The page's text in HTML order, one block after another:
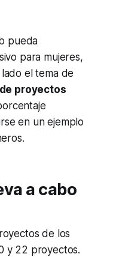
pueda
para mujeres,
el tema de
proyectos
en un ejemplo
a cabo
de los
y 22 proyectos.